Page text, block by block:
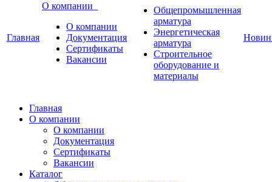
Главная
О компании
О компании
Документация
Сертификаты
Вакансии
Общепромышленная
арматура
Энергетическая
арматура
Строительное
оборудование и
материалы
Главная
О компании
О компании
Документация
Сертификаты
Вакансии
Каталог